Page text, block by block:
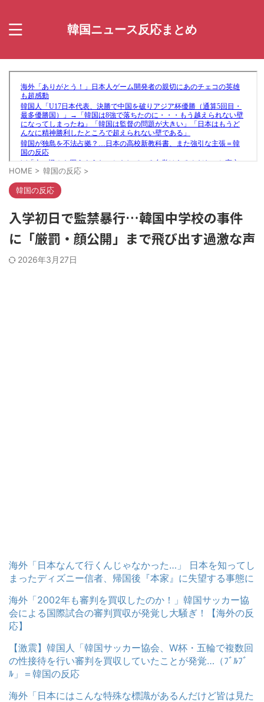
韓国ニュース反応まとめ
HOME > 韓国の反応 >
韓国の反応
入学初日で監禁暴行…韓国中学校の事件
に「厳罰・顔公開」まで飛び出す過激な声
2026年3月27日
海外「日本なんて行くんじゃなかった…」 日本を知ってし
まったディズニー信者、帰国後『本家』に失望する事態に
海外「2002年も審判を買収したのか！」韓国サッカー協
会による国際試合の審判買収が発覚し大騒ぎ！【海外の反
応】
【激震】韓国人「韓国サッカー協会、W杯・五輪で複数回
の性接待を行い審判を買収していたことが発覚…（ﾌﾞﾙﾌﾞ
ﾙ」＝韓国の反応
海外「日本にはこんな特殊な標識があるんだけど皆は見た